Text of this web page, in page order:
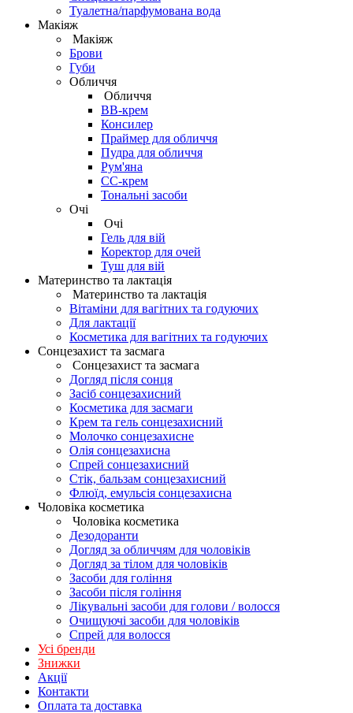
Туалетна/парфумована вода
Макіяж
Макіяж
Брови
Губи
Обличчя
Обличчя
BB-крем
Консилер
Праймер для обличчя
Пудра для обличчя
Рум'яна
СС-крем
Тональні засоби
Очі
Очі
Гель для вій
Коректор для очей
Туш для вій
Материнство та лактація
Материнство та лактація
Вітаміни для вагітних та годуючих
Для лактації
Косметика для вагітних та годуючих
Сонцезахист та засмага
Сонцезахист та засмага
Догляд після сонця
Засіб сонцезахисний
Косметика для засмаги
Крем та гель сонцезахисний
Молочко сонцезахисне
Олія сонцезахисна
Спрей сонцезахисний
Стік, бальзам сонцезахисний
Флюїд, емульсія сонцезахисна
Чоловіка косметика
Чоловіка косметика
Дезодоранти
Догляд за обличчям для чоловіків
Догляд за тілом для чоловіків
Засоби для гоління
Засоби після гоління
Лікувальні засоби для голови / волосся
Очищуючі засоби для чоловіків
Спрей для волосся
Усі бренди
Знижки
Акції
Контакти
Оплата та доставка